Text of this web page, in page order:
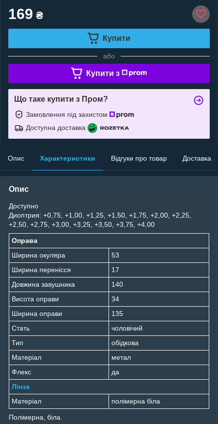
169 ₴
Купити
або
Купити з
Що таке купити з Пром?
Замовлення під захистом
Доступна доставка
Опис Характеристики Відгуки про товар Доставка
Опис
Доступно
Диоптрия: +0,75, +1,00, +1,25, +1,50, +1,75, +2,00, +2,25,
+2,50, +2,75, +3,00, +3,25, +3,50, +3,75, +4,00
Оправа
Ширина окуляра
53
Ширина перенісся
17
Довжина завушника
140
Висота оправи
34
Ширина оправи
135
Стать
чоловічий
Тип
обідкова
Матеріал
метал
Флекс
да
Лінза
Матеріал
полімерна біла
Полімерна, біла.